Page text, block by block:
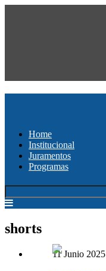
Home
Institucional
Juramentos
Programas
shorts
11 Junio 2025